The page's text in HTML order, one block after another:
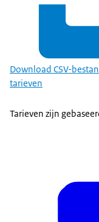
Download CSV-
tarieven
Tarieven zijn